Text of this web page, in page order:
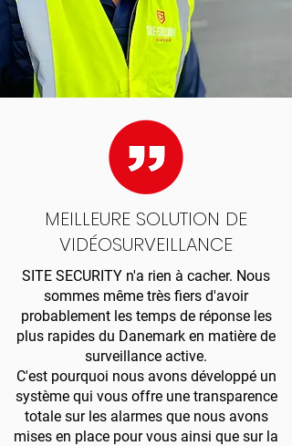
MEILLEURE SOLUTION DE
VIDÉOSURVEILLANCE
SITE SECURITY n'a rien à cacher. Nous
sommes même très fiers d'avoir
probablement les temps de réponse les
plus rapides du Danemark en matière de
surveillance active.
C'est pourquoi nous avons développé un
système qui vous offre une transparence
totale sur les alarmes que nous avons
mises en place pour vous ainsi que sur la